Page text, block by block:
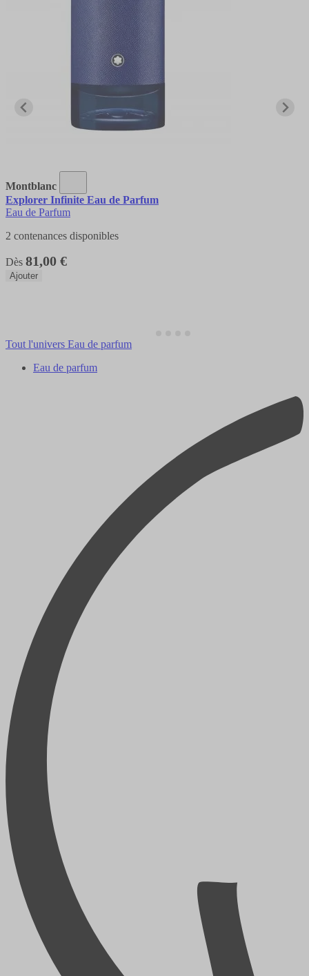
Montblanc
Explorer Infinite Eau de Parfum
Eau de Parfum
2 contenances disponibles
Dès 81,00 €
Ajouter
Tout l'univers Eau de parfum
Eau de parfum